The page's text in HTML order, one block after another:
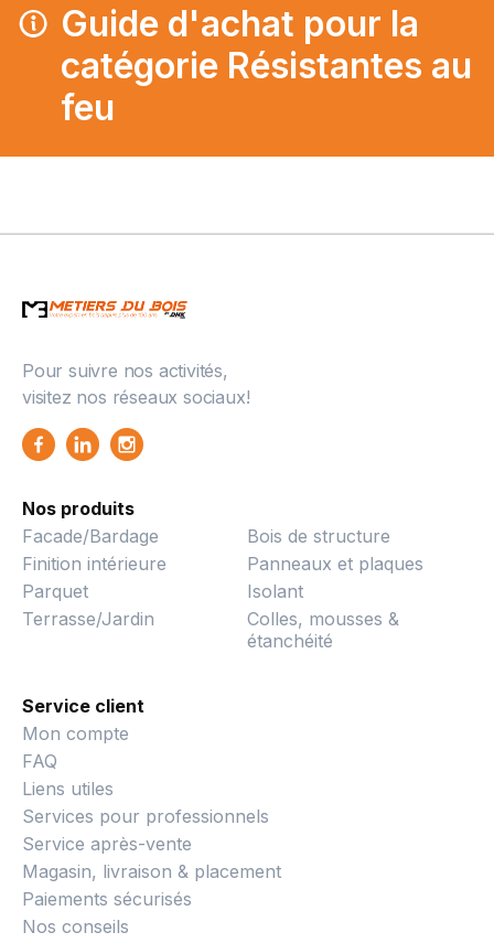
Guide d'achat pour la
catégorie Résistantes au
feu
Pour suivre nos activités,
visitez nos réseaux sociaux!
Nos produits
Facade/Bardage
Finition intérieure
Parquet
Terrasse/Jardin
Bois de structure
Panneaux et plaques
Isolant
Colles, mousses &
étanchéité
Service client
Mon compte
FAQ
Liens utiles
Services pour professionnels
Service après-vente
Magasin, livraison & placement
Paiements sécurisés
Nos conseils